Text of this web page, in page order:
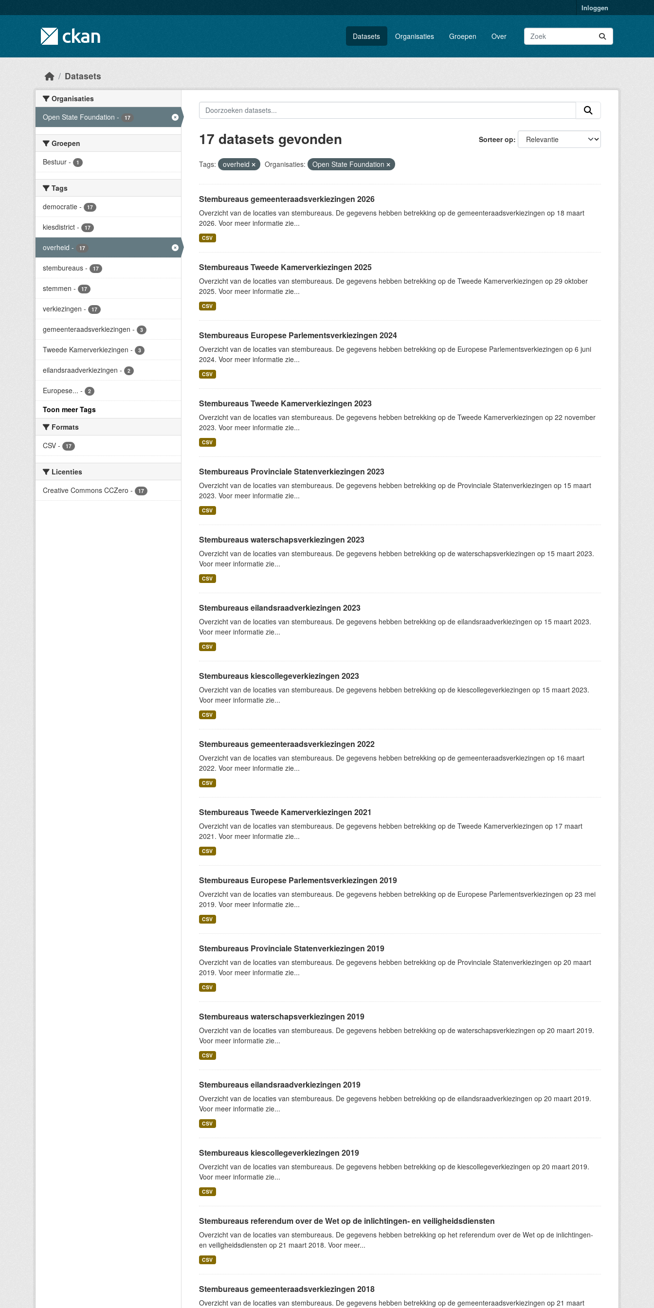
Inloggen
Datasets Organisaties Groepen Over
Datasets
Organisaties
Open State Foundation - 17
Groepen
Bestuur - 1
Tags
democratie - 17
kiesdistrict - 17
overheid - 17
stembureaus - 17
stemmen - 17
verkiezingen - 17
gemeenteraadsverkiezingen - 3
Tweede Kamerverkiezingen - 3
eilandsraadverkiezingen - 2
Europese... - 2
Toon meer Tags
Formats
CSV - 17
Licenties
Creative Commons CCZero - 17
Sorteer op
17 datasets gevonden
Tags: overheid Organisaties: Open State Foundation
Stembureaus gemeenteraadsverkiezingen 2026
Overzicht van de locaties van stembureaus. De gegevens hebben betrekking op de gemeenteraadsverkiezingen op 18 maart
2026. Voor meer informatie zie...
CSV
Stembureaus Tweede Kamerverkiezingen 2025
Overzicht van de locaties van stembureaus. De gegevens hebben betrekking op de Tweede Kamerverkiezingen op 29 oktober
2025. Voor meer informatie zie...
CSV
Stembureaus Europese Parlementsverkiezingen 2024
Overzicht van de locaties van stembureaus. De gegevens hebben betrekking op de Europese Parlementsverkiezingen op 6 juni
2024. Voor meer informatie zie...
CSV
Stembureaus Tweede Kamerverkiezingen 2023
Overzicht van de locaties van stembureaus. De gegevens hebben betrekking op de Tweede Kamerverkiezingen op 22 november
2023. Voor meer informatie zie...
CSV
Stembureaus Provinciale Statenverkiezingen 2023
Overzicht van de locaties van stembureaus. De gegevens hebben betrekking op de Provinciale Statenverkiezingen op 15 maart
2023. Voor meer informatie zie...
CSV
Stembureaus waterschapsverkiezingen 2023
Overzicht van de locaties van stembureaus. De gegevens hebben betrekking op de waterschapsverkiezingen op 15 maart 2023.
Voor meer informatie zie...
CSV
Stembureaus eilandsraadverkiezingen 2023
Overzicht van de locaties van stembureaus. De gegevens hebben betrekking op de eilandsraadverkiezingen op 15 maart 2023.
Voor meer informatie zie...
CSV
Stembureaus kiescollegeverkiezingen 2023
Overzicht van de locaties van stembureaus. De gegevens hebben betrekking op de kiescollegeverkiezingen op 15 maart 2023.
Voor meer informatie zie...
CSV
Stembureaus gemeenteraadsverkiezingen 2022
Overzicht van de locaties van stembureaus. De gegevens hebben betrekking op de gemeenteraadsverkiezingen op 16 maart
2022. Voor meer informatie zie...
CSV
Stembureaus Tweede Kamerverkiezingen 2021
Overzicht van de locaties van stembureaus. De gegevens hebben betrekking op de Tweede Kamerverkiezingen op 17 maart
2021. Voor meer informatie zie...
CSV
Stembureaus Europese Parlementsverkiezingen 2019
Overzicht van de locaties van stembureaus. De gegevens hebben betrekking op de Europese Parlementsverkiezingen op 23 mei
2019. Voor meer informatie zie...
CSV
Stembureaus Provinciale Statenverkiezingen 2019
Overzicht van de locaties van stembureaus. De gegevens hebben betrekking op de Provinciale Statenverkiezingen op 20 maart
2019. Voor meer informatie zie...
CSV
Stembureaus waterschapsverkiezingen 2019
Overzicht van de locaties van stembureaus. De gegevens hebben betrekking op de waterschapsverkiezingen op 20 maart 2019.
Voor meer informatie zie...
CSV
Stembureaus eilandsraadverkiezingen 2019
Overzicht van de locaties van stembureaus. De gegevens hebben betrekking op de eilandsraadverkiezingen op 20 maart 2019.
Voor meer informatie zie...
CSV
Stembureaus kiescollegeverkiezingen 2019
Overzicht van de locaties van stembureaus. De gegevens hebben betrekking op de kiescollegeverkiezingen op 20 maart 2019.
Voor meer informatie zie...
CSV
Stembureaus referendum over de Wet op de inlichtingen- en veiligheidsdiensten
Overzicht van de locaties van stembureaus. De gegevens hebben betrekking op het referendum over de Wet op de inlichtingen-
en veiligheidsdiensten op 21 maart 2018. Voor meer...
CSV
Stembureaus gemeenteraadsverkiezingen 2018
Overzicht van de locaties van stembureaus. De gegevens hebben betrekking op de gemeenteraadsverkiezingen op 21 maart